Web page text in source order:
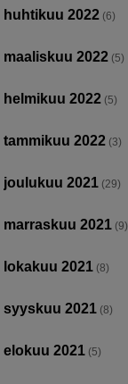
huhtikuu 2022 (6)
maaliskuu 2022 (5)
helmikuu 2022 (5)
tammikuu 2022 (3)
joulukuu 2021 (29)
marraskuu 2021 (9)
lokakuu 2021 (8)
syyskuu 2021 (8)
elokuu 2021 (5)